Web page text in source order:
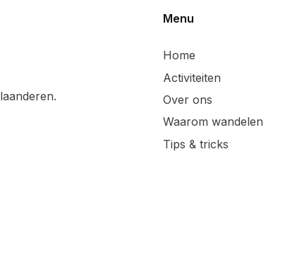
Menu
Home
Activiteiten
Over ons
Waarom wandelen
Tips & tricks